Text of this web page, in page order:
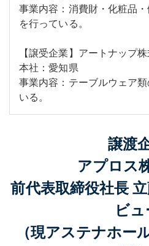
事業内容：消費財・化粧品
を行っている。
【譲受企業】アートナップ
本社：愛知県
事業内容：テーブルウェア
いる。
譲渡
アプロス
前代表取締役社長
ビュ
（現アステナホー